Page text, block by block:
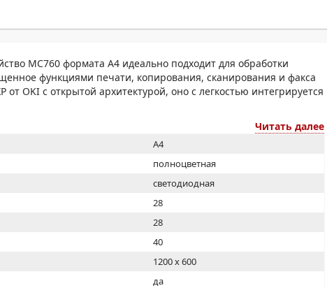
МОНОХРОМНЫЕ ПРИНТЕРЫ
MC760 формата А4 идеально подходит для обработки
функциями печати, копирования, сканирования и факса
OKI с открытой архитектурой, оно с легкостью интегрируется
Читать далее
A4
полноцветная
светодиодная
28
28
40
1200 x 600
да